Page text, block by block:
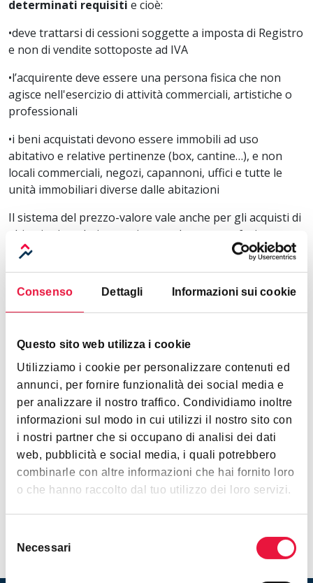
Consenso Dettagli Informazioni sui cookie
Questo sito web utilizza i cookie
Utilizziamo i cookie per personalizzare contenuti ed
annunci, per fornire funzionalità dei social media e
per analizzare il nostro traffico. Condividiamo inoltre
informazioni sul modo in cui utilizzi il nostro sito con
i nostri partner che si occupano di analisi dei dati
web, pubblicità e social media, i quali potrebbero
combinarle con altre informazioni che hai fornito loro
o che hanno raccolto dal tuo utilizzo dei loro servizi.
delNecessari
determinati requisiti e cioè:
•deve trattarsi di cessioni soggette a imposta di Registro
e non di vendite sottoposte ad IVA
•l’acquirente deve essere una persona fisica che non
agisce nell'esercizio di attività commerciali, artistiche o
professionali
•i beni acquistati devono essere immobili ad uso
abitativo e relative pertinenze (box, cantine…), e non
locali commerciali, negozi, capannoni, uffici e tutte le
unità immobiliari diverse dalle abitazioni
Il sistema del prezzo-valore vale anche per gli acquisti di
abitazioni e relative pertinenze che non usufruiscono
delle agevolazioni “prima casa”. Quindi anche chi
che la tassazione venga effettuata sulla base del valore
catastale.
appartamento (categoria catastale A/2) che ha un valore
fiscale di euro 30.000 e un locale pertinenziale (categoria
C/2) con valore fiscale di euro 10.000; l’acquisto viene
effettuato alla cifra complessiva di € 120.000. Con
l’applicazione del prezzo valore l’atto di compravendita
sarà tassato con l’aliquota del 9% (o 2% se vengono
chieste le agevolazioni prima casa) sul valore
complessivo di euro 40.000